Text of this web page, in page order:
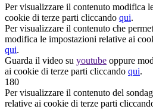
Per visualizzare il contenuto modifica
cookie di terze parti cliccando qui.
Per visualizzare il contenuto che
modifica le impostazioni relative ai
qui.
Guarda il video su youtube oppure
ai cookie di terze parti cliccando qui.
180
Per visualizzare il contenuto del
relative ai cookie di terze parti